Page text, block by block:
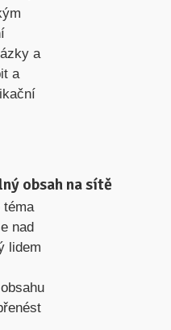
a
a
obsah na sítě
téma
nad
lidem